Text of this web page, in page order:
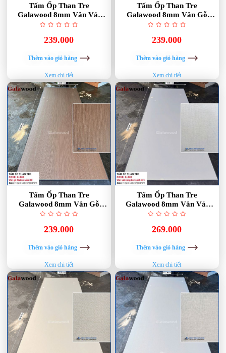
Tấm Ốp Than Tre
Galawood 8mm Vân Vải
Trắng G-881
239.000
Thêm vào giỏ hàng
Xem chi tiết
Tấm Ốp Than Tre
Galawood 8mm Vân Gỗ
Vàng Sồi G-882
239.000
Thêm vào giỏ hàng
Xem chi tiết
Tấm Ốp Than Tre
Galawood 8mm Vân Gỗ
Walnut 3D G-884
239.000
Thêm vào giỏ hàng
Xem chi tiết
Tấm Ốp Than Tre
Galawood 8mm Vân Vải
Vàng Kem Ánh Kim G-883
269.000
Thêm vào giỏ hàng
Xem chi tiết